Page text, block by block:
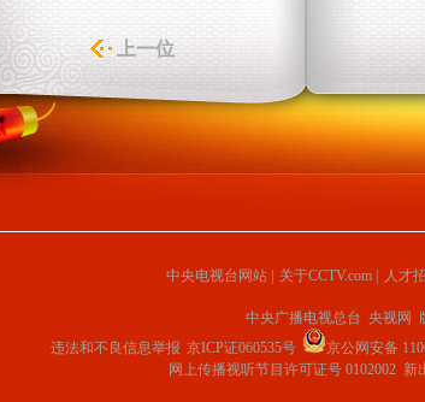
上一位
中央电视台网站 关于CCTV.com 人才
中央广播电视总台 央视网
违法和不良信息举报 京ICP证060535号 京公网安备
网上传播视听节目许可证号 0102002 新